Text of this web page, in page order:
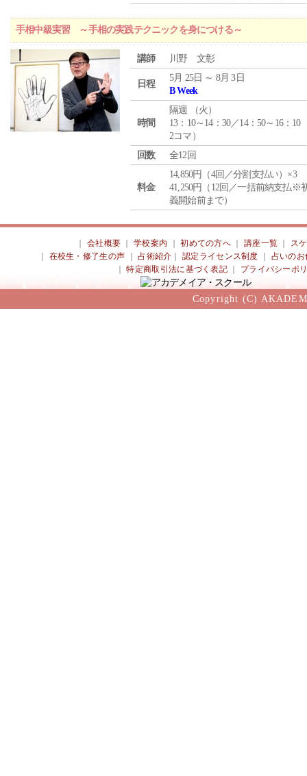
手相中級実習 ～手相の実践テクニックを身につける～
講師 川野 文彰
日程
5月 25日 ～ 8月 3日
B Week
時間
隔週 （火 ）
13：10～14：30／14：50～16：10
2コマ）
回数
全12回
料金
14,850円（4回／分割支払い）×3
41,250円（12回／一括前納支払※
義開始前まで）
会社概要 ｜学校案内 ｜初めての方へ 講座一覧
ス
在校生・修了生の声 ｜占術紹介 ｜認定ライセンス制度
占いのお
｜特定商取引法に基づく表記 プライバシーポ
Copyright (C)